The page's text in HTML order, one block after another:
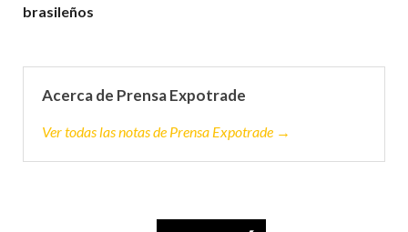
brasileños
Acerca de Prensa Expotrade
Ver todas las notas de Prensa Expotrade →